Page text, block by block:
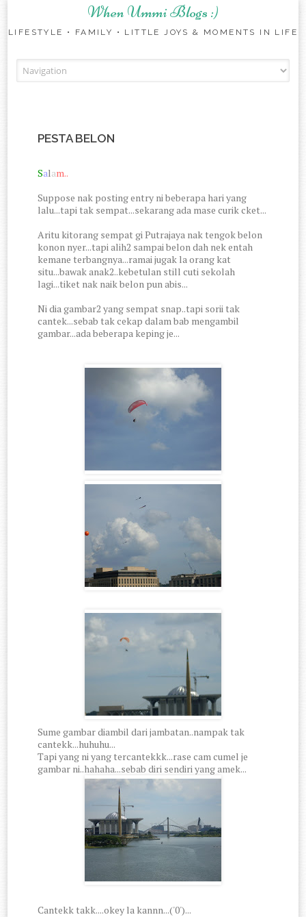
When Ummi Blogs :)
LIFESTYLE • FAMILY • LITTLE JOYS & MOMENTS IN LIFE
PESTA BELON
Salam..
Suppose nak posting entry ni beberapa hari yang
lalu...tapi tak sempat...sekarang ada mase curik cket...
Aritu kitorang sempat gi Putrajaya nak tengok belon
konon nyer...tapi alih2 sampai belon dah nek entah
kemane terbangnya...ramai jugak la orang kat
situ...bawak anak2..kebetulan still cuti sekolah
lagi...tiket nak naik belon pun abis...
Ni dia gambar2 yang sempat snap..tapi sorii tak
cantek...sebab tak cekap dalam bab mengambil
gambar...ada beberapa keping je...
Sume gambar diambil dari jambatan..nampak tak
cantekk...huhuhu...
Tapi yang ni yang tercantekkk...rase cam cumel je
gambar ni..hahaha...sebab diri sendiri yang amek...
Cantekk takk....okey la kannn...('0')...